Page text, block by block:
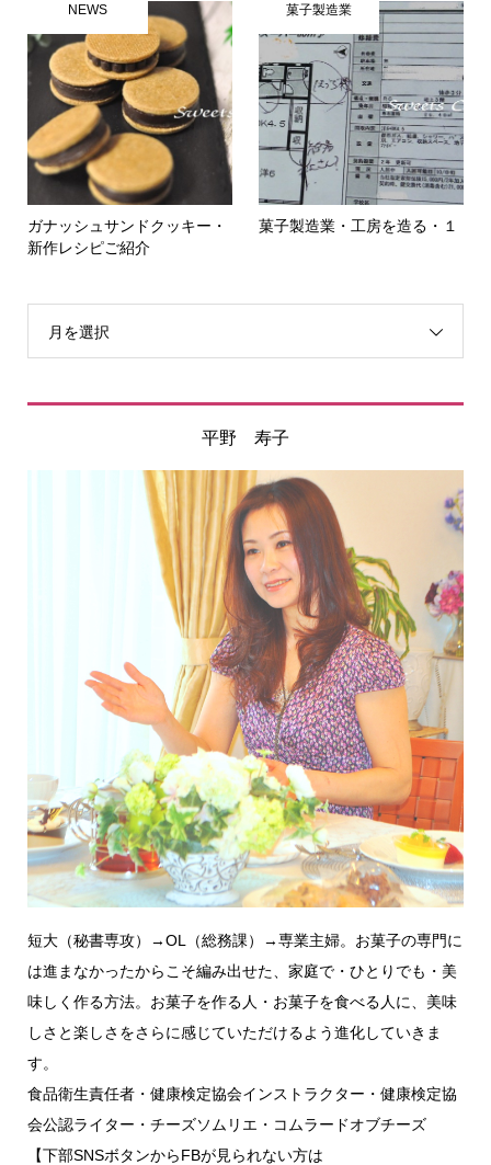
NEWS
ガナッシュサンドクッキー・
新作レシピご紹介
菓子製造業
菓子製造業・工房を造る・１
月を選択
平野 寿子
短大（秘書専攻）→OL（総務課）→専業主婦。お菓子の専門に
は進まなかったからこそ編み出せた、家庭で・ひとりでも・美
味しく作る方法。お菓子を作る人・お菓子を食べる人に、美味
しさと楽しさをさらに感じていただけるよう進化していきま
す。
食品衛生責任者・健康検定協会インストラクター・健康検定協
会公認ライター・チーズソムリエ・コムラードオブチーズ
【下部SNSボタンからFBが見られない方は